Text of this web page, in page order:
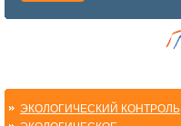
ЭКОЛОГИЧЕСКИЙ КОНТРОЛЬ